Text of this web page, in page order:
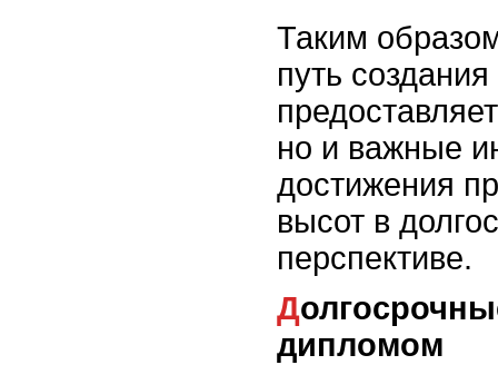
Таким
путь
но и важные
достижения
высот в
перспективе.
Долгосрочные перспективы с
дипломом